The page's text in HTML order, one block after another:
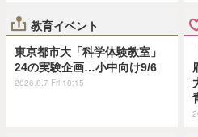
教育イベント
東京都市大「科学体験教室」
24の実験企画…小中向け9/6
2026.8.7 Fri 18:15